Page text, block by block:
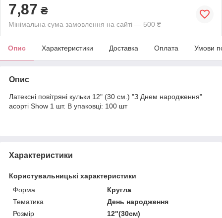
7,87 ₴
Мінімальна сума замовлення на сайті — 500 ₴
Опис Характеристики Доставка Оплата Умови
Опис
Латексні повітряні кульки 12" (30 см.) "З Днем народження"
асорті Show 1 шт. В упаковці: 100 шт
Характеристики
Користувальницькі характеристики
Форма
Кругла
Тематика
День народження
Розмір
12"(30см)